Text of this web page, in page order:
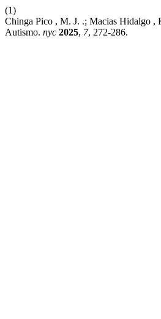
(1)
Chinga Pico , M. J. .; Macias Hidalgo ,
Autismo. nyc 2025, 7, 272-286.